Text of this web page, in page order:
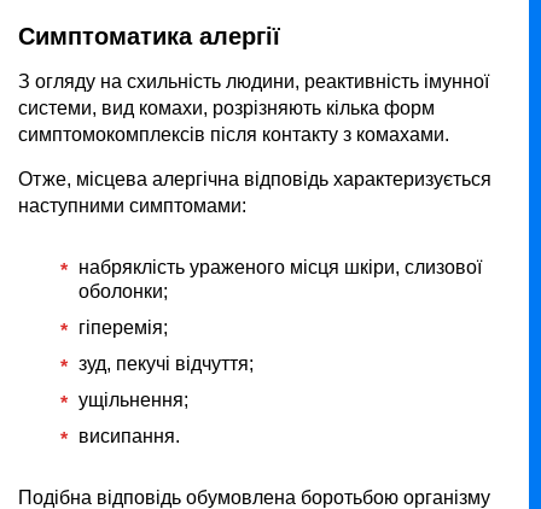
Симптоматика алергії
З огляду на схильність людини, реактивність імунної
системи, вид комахи, розрізняють кілька форм
симптомокомплексів після контакту з комахами.
Отже, місцева алергічна відповідь характеризується
наступними симптомами:
набряклість ураженого місця шкіри, слизової
оболонки;
гіперемія;
зуд, пекучі відчуття;
ущільнення;
висипання.
Подібна відповідь обумовлена боротьбою організму